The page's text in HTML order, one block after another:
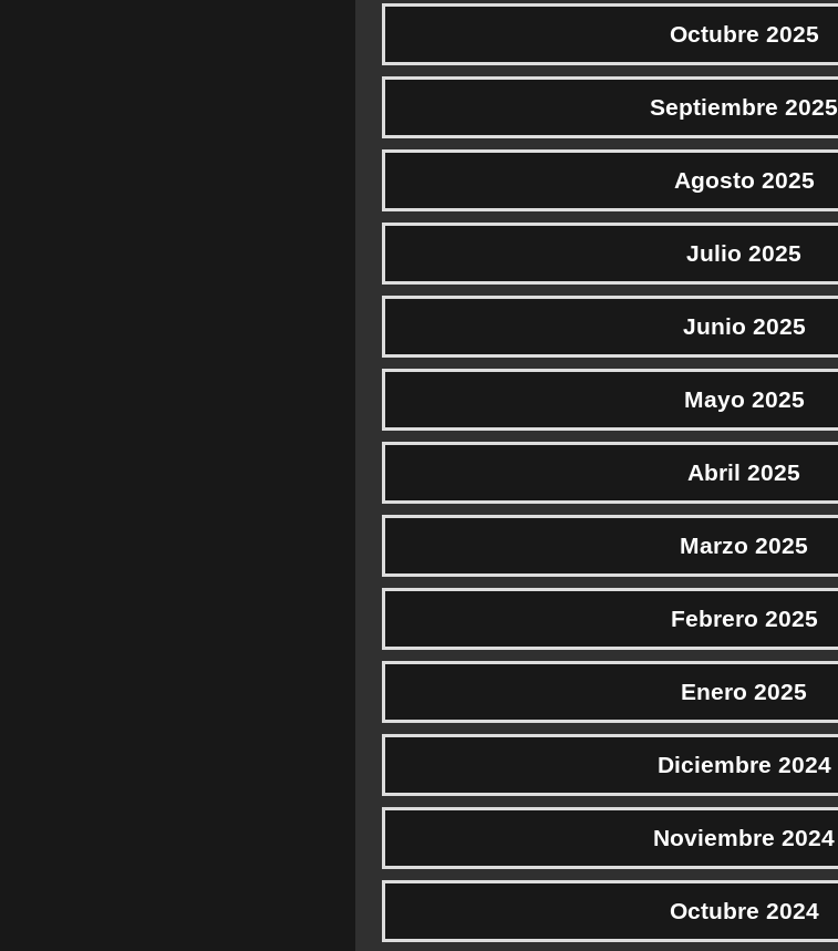
Octubre 2025
Septiembre 2025
Agosto 2025
Julio 2025
Junio 2025
Mayo 2025
Abril 2025
Marzo 2025
Febrero 2025
Enero 2025
Diciembre 2024
Noviembre 2024
Octubre 2024